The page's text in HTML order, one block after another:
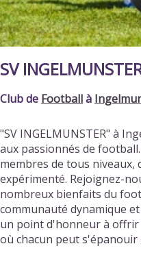
SV
Club de Footballà
"SV INGELMUNSTER" à
aux passionnés de
membres de tous niveaux,
expérimenté. Rejoignez-
nombreux bienfaits du
communauté dynamique
un point d'honneur à
où chacun peut